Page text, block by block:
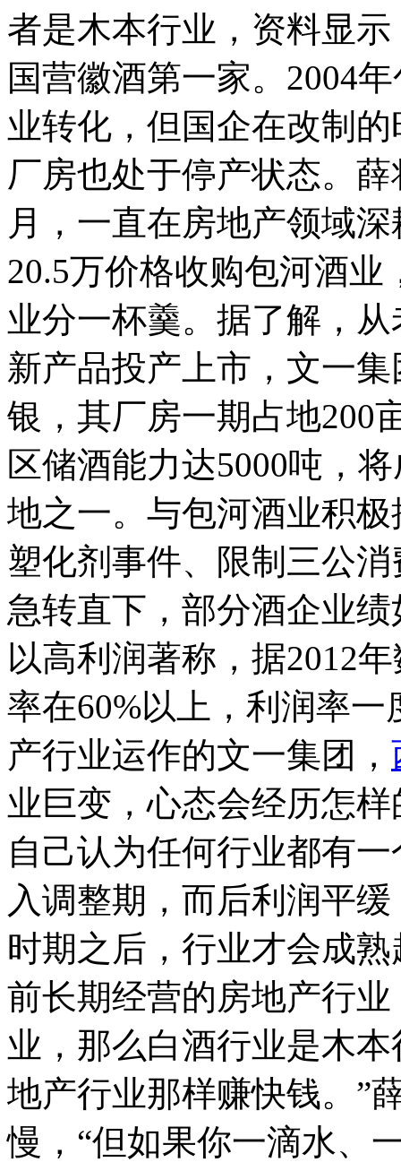
者是木本行业，资料显
国营徽酒第一家。2004
业转化，但国企在改制
厂房也处于停产状态。
月，一直在房地产领域
20.5万价格收购包河酒
业分一杯羹。据了解，
新产品投产上市，文一
银，其厂房一期占地200
区储酒能力达5000吨，
地之一。与包河酒业积
塑化剂事件、限制三公
急转直下，部分酒企业
以高利润著称，据2012
率在60%以上，利润率
产行业运作的文一集团，
业巨变，心态会经历怎
自己认为任何行业都有
入调整期，而后利润平
时期之后，行业才会成
前长期经营的房地产行
业，那么白酒行业是木
地产行业那样赚快钱。”
慢，“但如果你一滴水、